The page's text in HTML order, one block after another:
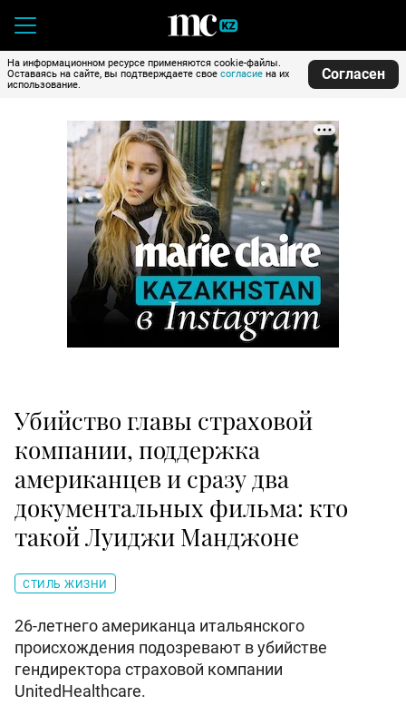
На информационном ресурсе применяются cookie-файлы.
Оставаясь на сайте, вы подтверждаете свое согласие на их
использование.
Согласен
Убийство главы страховой
компании, поддержка
американцев и сразу два
документальных фильма: кто
такой Луиджи Манджоне
СТИЛЬ ЖИЗНИ
26-летнего американца итальянского
происхождения подозревают в убийстве
гендиректора страховой компании
UnitedHealthcare.